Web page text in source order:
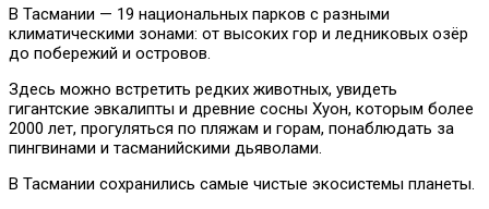
В Тасмании — 19 национальных парков с разными
климатическими зонами: от высоких гор и ледниковых озёр
до побережий и островов.
Здесь можно встретить редких животных, увидеть
гигантские эвкалипты и древние сосны Хуон, которым более
2000 лет, прогуляться по пляжам и горам, понаблюдать за
пингвинами и тасманийскими дьяволами.
В Тасмании сохранились самые чистые экосистемы планеты.